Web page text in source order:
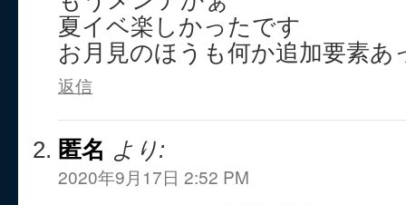
夏イベ楽しかったです
お月見のほうも何か追加要素あ
返信
匿名 より:
2020年9月17日 2:52 PM